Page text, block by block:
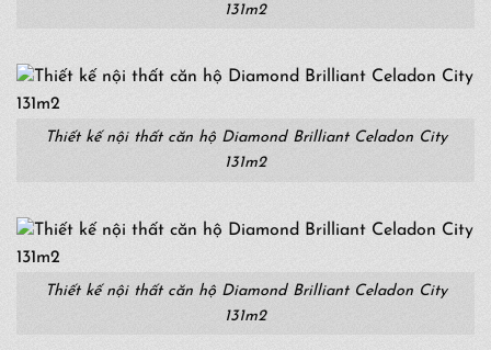
131m2
Thiết kế nội thất căn hộ Diamond Brilliant Celadon City
131m2
Thiết kế nội thất căn hộ Diamond Brilliant Celadon City
131m2